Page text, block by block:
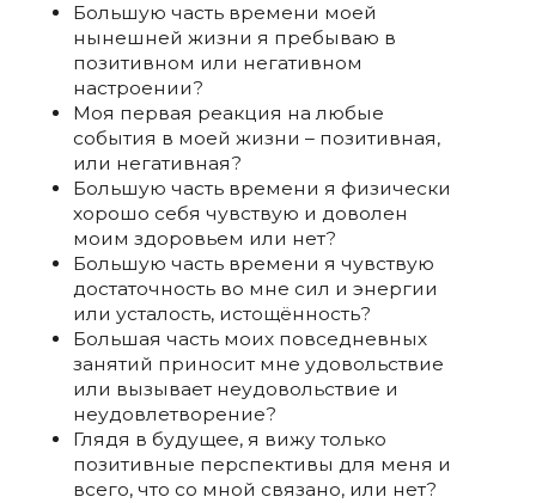
Большую часть времени моей
нынешней жизни я пребываю в
позитивном или негативном
настроении?
Моя первая реакция на любые
события в моей жизни – позитивная,
или негативная?
Большую часть времени я физически
хорошо себя чувствую и доволен
моим здоровьем или нет?
Большую часть времени я чувствую
достаточность во мне сил и энергии
или усталость, истощённость?
Большая часть моих повседневных
занятий приносит мне удовольствие
или вызывает неудовольствие и
неудовлетворение?
Глядя в будущее, я вижу только
позитивные перспективы для меня и
всего, что со мной связано, или нет?